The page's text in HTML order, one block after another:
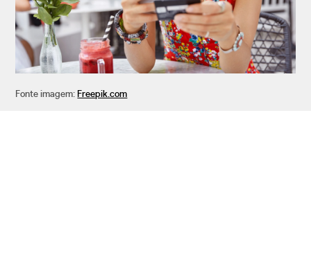
Fonte imagem: Freepik.com